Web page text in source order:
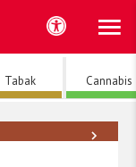
Tabak Cannabis
→